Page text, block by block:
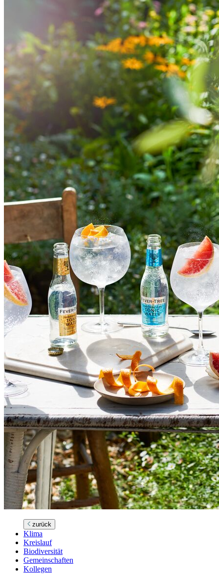
zurück
Klima
Kreislauf
Biodiversität
Gemeinschaften
Kollegen